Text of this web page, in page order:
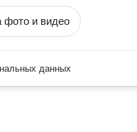
фото и видео
данных